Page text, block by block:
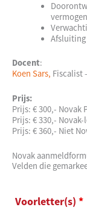
Afsluiting
Docent:
Koen Sars, Fiscalist
Prijs:
Prijs: € 300,- Novak
Prijs: € 330,- Novak-
Prijs: € 360,- Niet
Novak
Velden die
Voorletter(s) *